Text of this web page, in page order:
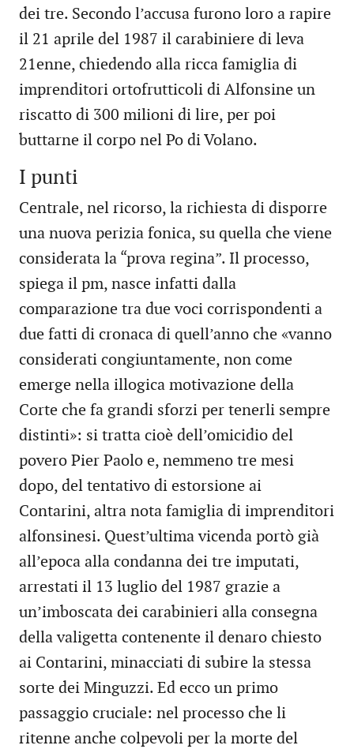
dei tre. Secondo l’accusa furono loro a rapire
il 21 aprile del 1987 il carabiniere di leva
21enne, chiedendo alla ricca famiglia di
imprenditori ortofrutticoli di Alfonsine un
riscatto di 300 milioni di lire, per poi
buttarne il corpo nel Po di Volano.
I punti
Centrale, nel ricorso, la richiesta di disporre
una nuova perizia fonica, su quella che viene
considerata la “prova regina”. Il processo,
spiega il pm, nasce infatti dalla
comparazione tra due voci corrispondenti a
due fatti di cronaca di quell’anno che «vanno
considerati congiuntamente, non come
emerge nella illogica motivazione della
Corte che fa grandi sforzi per tenerli sempre
distinti»: si tratta cioè dell’omicidio del
povero Pier Paolo e, nemmeno tre mesi
dopo, del tentativo di estorsione ai
Contarini, altra nota famiglia di imprenditori
alfonsinesi. Quest’ultima vicenda portò già
all’epoca alla condanna dei tre imputati,
arrestati il 13 luglio del 1987 grazie a
un’imboscata dei carabinieri alla consegna
della valigetta contenente il denaro chiesto
ai Contarini, minacciati di subire la stessa
sorte dei Minguzzi. Ed ecco un primo
passaggio cruciale: nel processo che li
ritenne anche colpevoli per la morte del